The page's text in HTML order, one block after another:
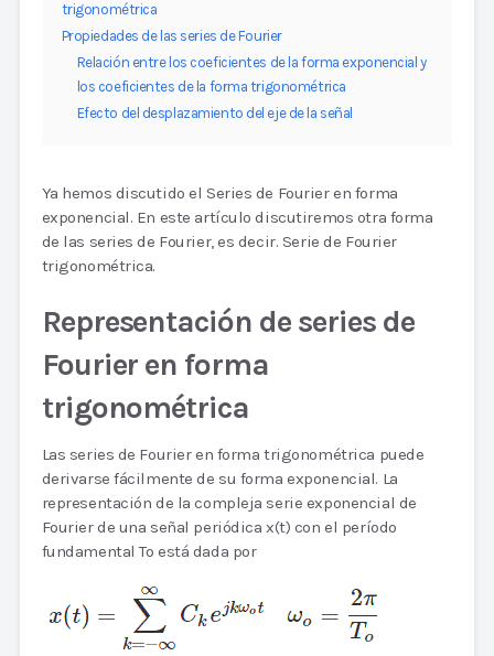
trigonométrica
Propiedades de las series de Fourier
Relación entre los coeficientes de la forma exponencial y
los coeficientes de la forma trigonométrica
Efecto del desplazamiento del eje de la señal
Ya hemos discutido el Series de Fourier en forma
exponencial. En este artículo discutiremos otra forma
de las series de Fourier, es decir. Serie de Fourier
trigonométrica.
Representación de series de
Fourier en forma
trigonométrica
Las series de Fourier en forma trigonométrica puede
derivarse fácilmente de su forma exponencial. La
representación de la compleja serie exponencial de
Fourier de una señal periódica x(t) con el período
fundamental To está dada por